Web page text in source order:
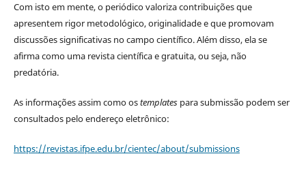
Com isto em mente, o periódico valoriza contribuições que
apresentem rigor metodológico, originalidade e que promovam
discussões significativas no campo científico. Além disso, ela se
afirma como uma revista científica e gratuita, ou seja, não
predatória.
As informações assim como ostemplatespara submissão podem ser
consultados pelo endereço eletrônico:
https://revistas.ifpe.edu.br/cientec/about/submissions